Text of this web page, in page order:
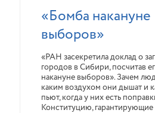
«Бомба накануне
выборов»
«РАН засекретила доклад о
городов в Сибири, посчитав
накануне выборов». Зачем
каким воздухом они дышат и
пьют, когда у них есть
Конституцию, гарантирующие